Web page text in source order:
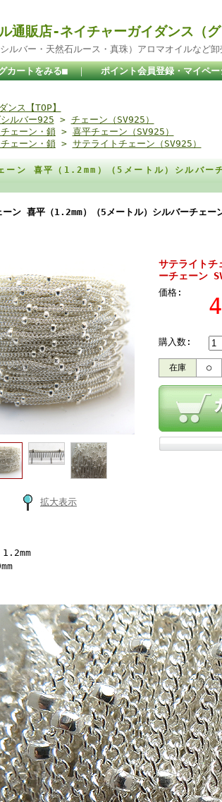
通販店-ネイチャーガイダンス（グ
バー・天然石ルース・真珠）アロマオイルなど卸
カートをみる■ ｜ ポイント会員登録・マイペ
ンス【TOP】
ルバー925 > チェーン（SV925）
ェーン・鎖 > 喜平チェーン（SV925）
ェーン・鎖 > サテライトチェーン（SV925）
ーン 喜平（1.2mm）（5メートル）シルバ
ーン 喜平（1.2mm）（5メートル）シルバーチェー
拡大表示
サテライトチ
ーチェーン
価格:
購入数:
在庫 ○
1.2mm